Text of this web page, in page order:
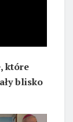
które
blisko